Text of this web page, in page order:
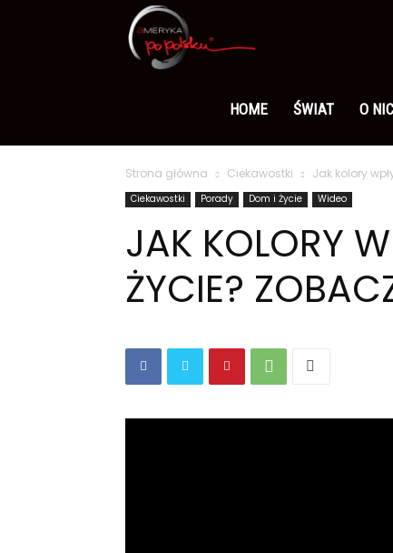
po
polsku
HOME ŚWIAT O
Strona główna Ciekawostki Jak kolory
Ciekawostki Porady Dom i Życie Wideo
JAK KOLORY
ŻYCIE?